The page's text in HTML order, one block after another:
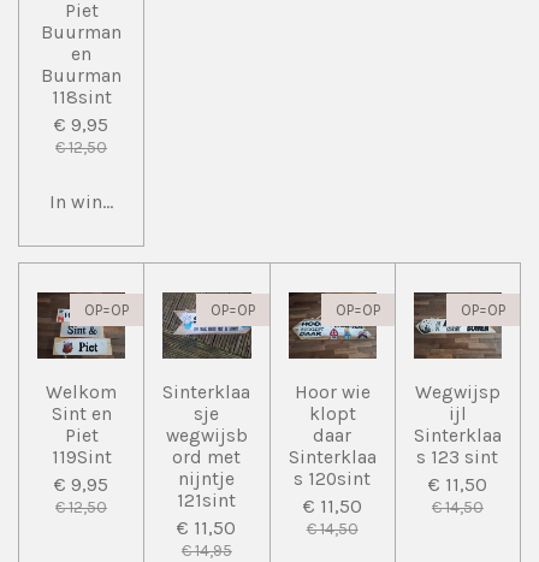
Piet
Buurman
en
Buurman
118sint
€ 9,95
€ 12,50
In winkelwagen
OP=OP
Welkom
Sint en
Piet
119Sint
€ 9,95
€ 12,50
OP=OP
Sinterklaa
sje
wegwijsb
ord met
nijntje
121sint
€ 11,50
€ 14,95
OP=OP
Hoor wie
klopt
daar
Sinterklaa
s 120sint
€ 11,50
€ 14,50
OP=OP
Wegwijsp
ijl
Sinterklaa
s 123 sint
€ 11,50
€ 14,50